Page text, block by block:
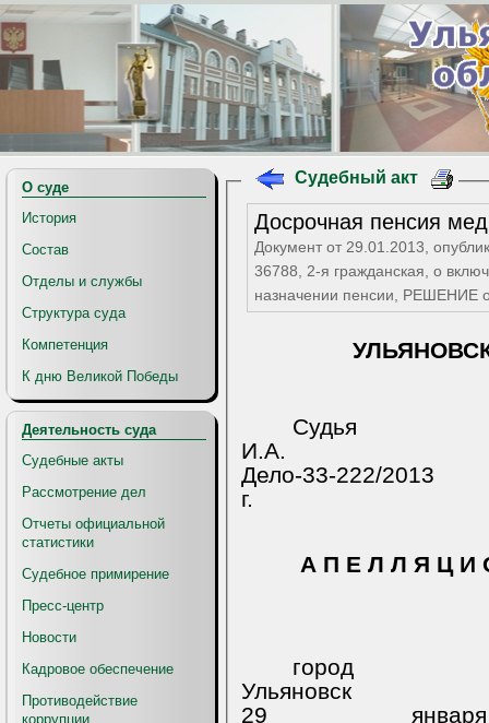
О суде
История
Состав
Отделы и службы
Структура суда
Компетенция
К дню Великой Победы
Деятельность суда
Судебные акты
Рассмотрение дел
Отчеты официальной
статистики
Судебное примирение
Пресс-центр
Новости
Кадровое обеспечение
Противодействие
коррупции
Судебный акт
Досрочная пенсия
Документ от 29.01.2013,
36788, 2-я гражданская, о
назначении пенсии,
Судья
И.А.
Дело-33-222/2013
г.
А П Е Л Л Я Ц И
город
Ульяновск
29 января